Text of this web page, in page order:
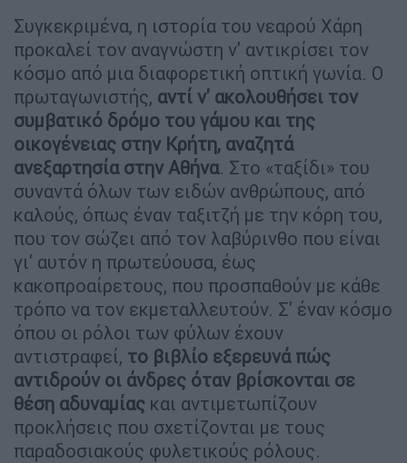
Συγκεκριμένα, η ιστορία του νεαρού Χάρη
προκαλεί τον αναγνώστη ν' αντικρίσει τον
κόσμο από μια διαφορετική οπτική γωνία. Ο
πρωταγωνιστής, αντί ν' ακολουθήσει τον
συμβατικό δρόμο του γάμου και της
οικογένειας στην Κρήτη, αναζητά
ανεξαρτησία στην Αθήνα. Στο «ταξίδι» του
συναντά όλων των ειδών ανθρώπους, από
καλούς, όπως έναν ταξιτζή με την κόρη του,
που τον σώζει από τον λαβύρινθο που είναι
γι' αυτόν η πρωτεύουσα, έως
κακοπροαίρετους, που προσπαθούν με κάθε
τρόπο να τον εκμεταλλευτούν. Σ' έναν κόσμο
όπου οι ρόλοι των φύλων έχουν
αντιστραφεί, το βιβλίο εξερευνά πώς
αντιδρούν οι άνδρες όταν βρίσκονται σε
θέση αδυναμίας και αντιμετωπίζουν
προκλήσεις που σχετίζονται με τους
παραδοσιακούς φυλετικούς ρόλους.